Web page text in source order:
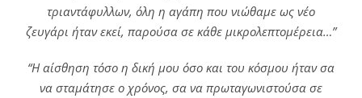
τριαντάφυλλων, όλη η αγάπη που νιώθαμε ως νέο
ζευγάρι ήταν εκεί, παρούσα σε κάθε μικρολεπτομέρεια…”
“Η αίσθηση τόσο η δική μου όσο και του κόσμου ήταν σα
να σταμάτησε ο χρόνος, σα να πρωταγωνιστούσα σε